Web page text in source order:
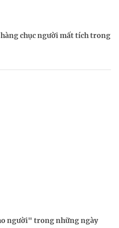
chục người mất tích trong
người" trong những ngày